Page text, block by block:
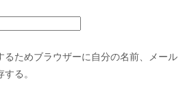
るためブラウザーに自分の名前、メール
る。